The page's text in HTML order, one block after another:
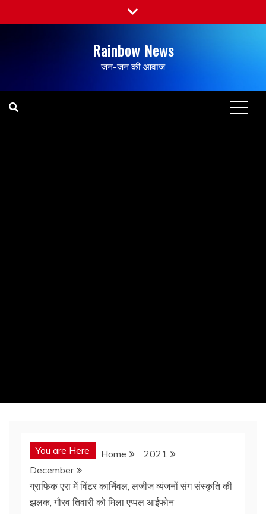
Rainbow News
जन-जन की आवाज
You are Here Home
2021
December
ग्राफिक एरा में विंटर कार्निवल, लजीज व्यंजनों संग संस्कृति की
झलक, गौरव तिवारी को मिला एप्पल आईफोन